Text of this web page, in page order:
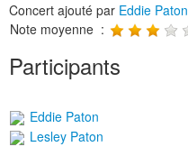
Concert ajouté par Eddie Paton
Note moyenne :
Participants
Eddie Paton
Lesley Paton